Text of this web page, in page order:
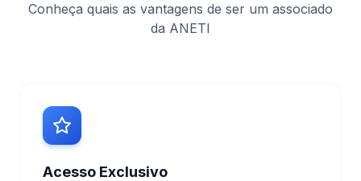
Conheça quais as vantagens de ser um associado
da ANETI
Acesso Exclusivo